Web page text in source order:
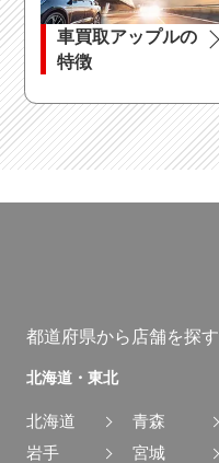
車買取アップルの
特徴
都道府県から店舗を探す
北海道・東北
北海道
青森
岩手
宮城